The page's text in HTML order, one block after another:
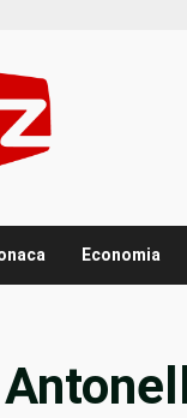
Economia